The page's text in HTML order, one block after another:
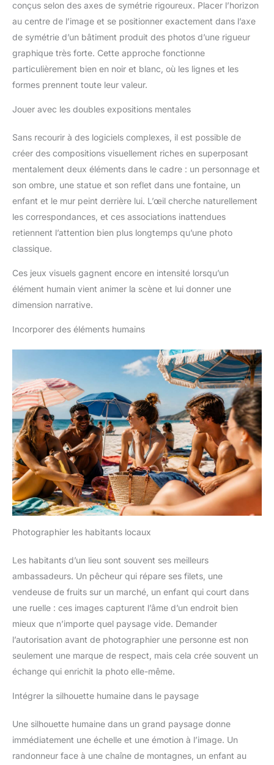
nol. Si vous avez des questions,
n'hésitez pas à nous contacter.
pour vous offrir la meilleure
conçus selon des axes de symétrie rigoureux. Placer l’horizon
au centre de l’image et se positionner exactement dans l’axe
de symétrie d’un bâtiment produit des photos d’une rigueur
graphique très forte. Cette approche fonctionne
particulièrement bien en noir et blanc, où les lignes et les
formes prennent toute leur valeur.
Jouer avec les doubles expositions mentales
Sans recourir à des logiciels complexes, il est possible de
créer des compositions visuellement riches en superposant
mentalement deux éléments dans le cadre : un personnage et
son ombre, une statue et son reflet dans une fontaine, un
enfant et le mur peint derrière lui. L’œil cherche naturellement
les correspondances, et ces associations inattendues
retiennent l’attention bien plus longtemps qu’une photo
classique.
Ces jeux visuels gagnent encore en intensité lorsqu’un
élément humain vient animer la scène et lui donner une
dimension narrative.
Incorporer des éléments humains
Photographier les habitants locaux
Les habitants d’un lieu sont souvent ses meilleurs
ambassadeurs. Un pêcheur qui répare ses filets, une
vendeuse de fruits sur un marché, un enfant qui court dans
une ruelle : ces images capturent l’âme d’un endroit bien
mieux que n’importe quel paysage vide. Demander
l’autorisation avant de photographier une personne est non
seulement une marque de respect, mais cela crée souvent un
échange qui enrichit la photo elle-même.
Intégrer la silhouette humaine dans le paysage
Une silhouette humaine dans un grand paysage donne
immédiatement une échelle et une émotion à l’image. Un
randonneur face à une chaîne de montagnes, un enfant au